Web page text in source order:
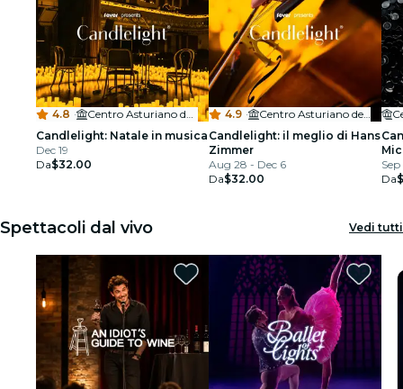
4.8 ·
Centro Asturiano de Tampa
Candlelight: Natale in musica
Dec 19
Da$32.00
4.9 ·
Centro Asturiano de Tampa
Candlelight: il meglio di Hans
Zimmer
Aug 28 - Dec 6
Da$32.00
Sep
Da
Spettacoli dal vivo Vedi tutti